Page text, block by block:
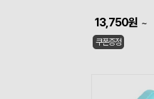
13,750원 ~
쿠폰증정